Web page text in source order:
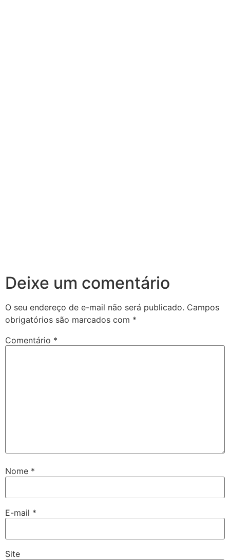
Deixe um comentário
O seu endereço de e-mail não será publicado. Campos
obrigatórios são marcados com *
Comentário *
Nome *
E-mail *
Site